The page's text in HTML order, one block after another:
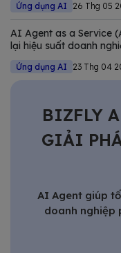
Ứng dụng AI 26 Thg 05
AI Agent as a Service
lại hiệu suất doanh
Ứng dụng AI 23 Thg 04
BIZFLY
GIẢI
AI Agent giúp
doanh nghiệp